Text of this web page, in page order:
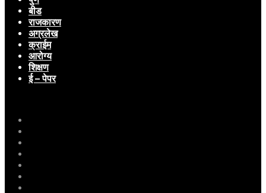
बीड
राजकारण
अग्रलेख
क्राईम
आरोग्य
शिक्षण
ई – पेपर